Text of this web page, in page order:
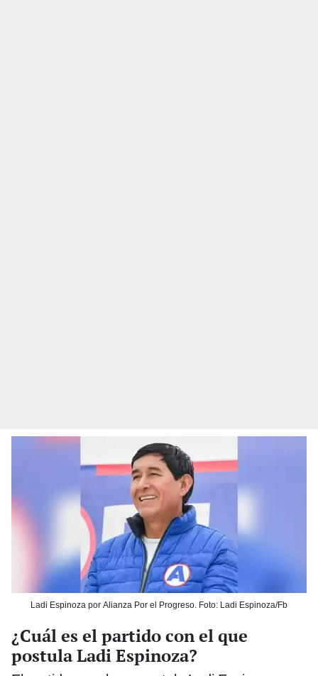
Ladi Espinoza por Alianza Por el Progreso. Foto: Ladi Espinoza/Fb
¿Cuál es el partido con el que
postula Ladi Espinoza?